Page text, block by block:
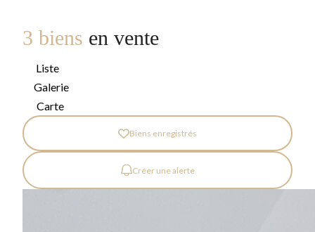
3 biens en vente
Liste
Galerie
Carte
Biens enregistrés
Créer une alerte